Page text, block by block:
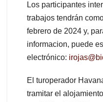
Los participantes
trabajos tendrán
febrero de 2024 y,
informacion, puede
electrónico:
El turoperador
tramitar el